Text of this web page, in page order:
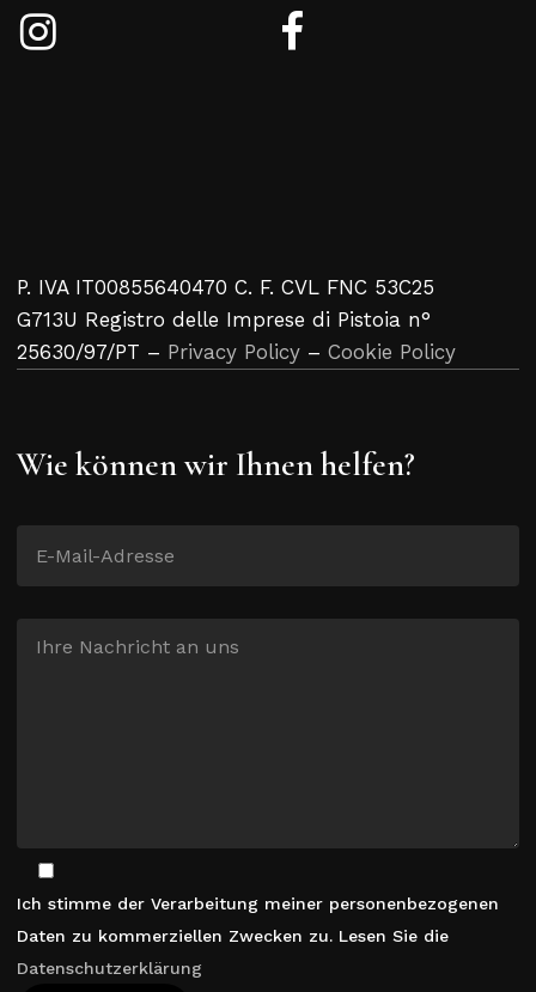
P. IVA IT00855640470 C. F. CVL FNC 53C25
G713U Registro delle Imprese di Pistoia n°
25630/97/PT – Privacy Policy – Cookie Policy
Wie können wir Ihnen helfen?
Ich stimme der Verarbeitung meiner personenbezogenen
Daten zu kommerziellen Zwecken zu. Lesen Sie die
Datenschutzerklärung